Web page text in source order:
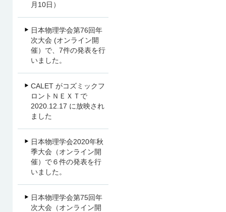
月10日）
日本物理学会第76回年
次大会 (オンライン開
催）で、7件の発表を行
いました。
CALET がコズミックフ
ロントＮＥＸＴで
2020.12.17 に放映され
ました
日本物理学会2020年秋
季大会（オンライン開
催）で６件の発表を行
いました。
日本物理学会第75回年
次大会（オンライン開